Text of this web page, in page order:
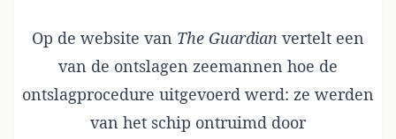
Op de website van The Guardian vertelt een
van de ontslagen zeemannen hoe de
ontslagprocedure uitgevoerd werd: ze werden
van het schip ontruimd door